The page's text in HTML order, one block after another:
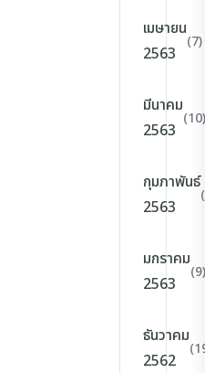
เมษายน
2563
(7)
มีนาคม
2563
(10)
กุมภาพันธ์
2563
มกราคม
2563
(9)
ธันวาคม
2562